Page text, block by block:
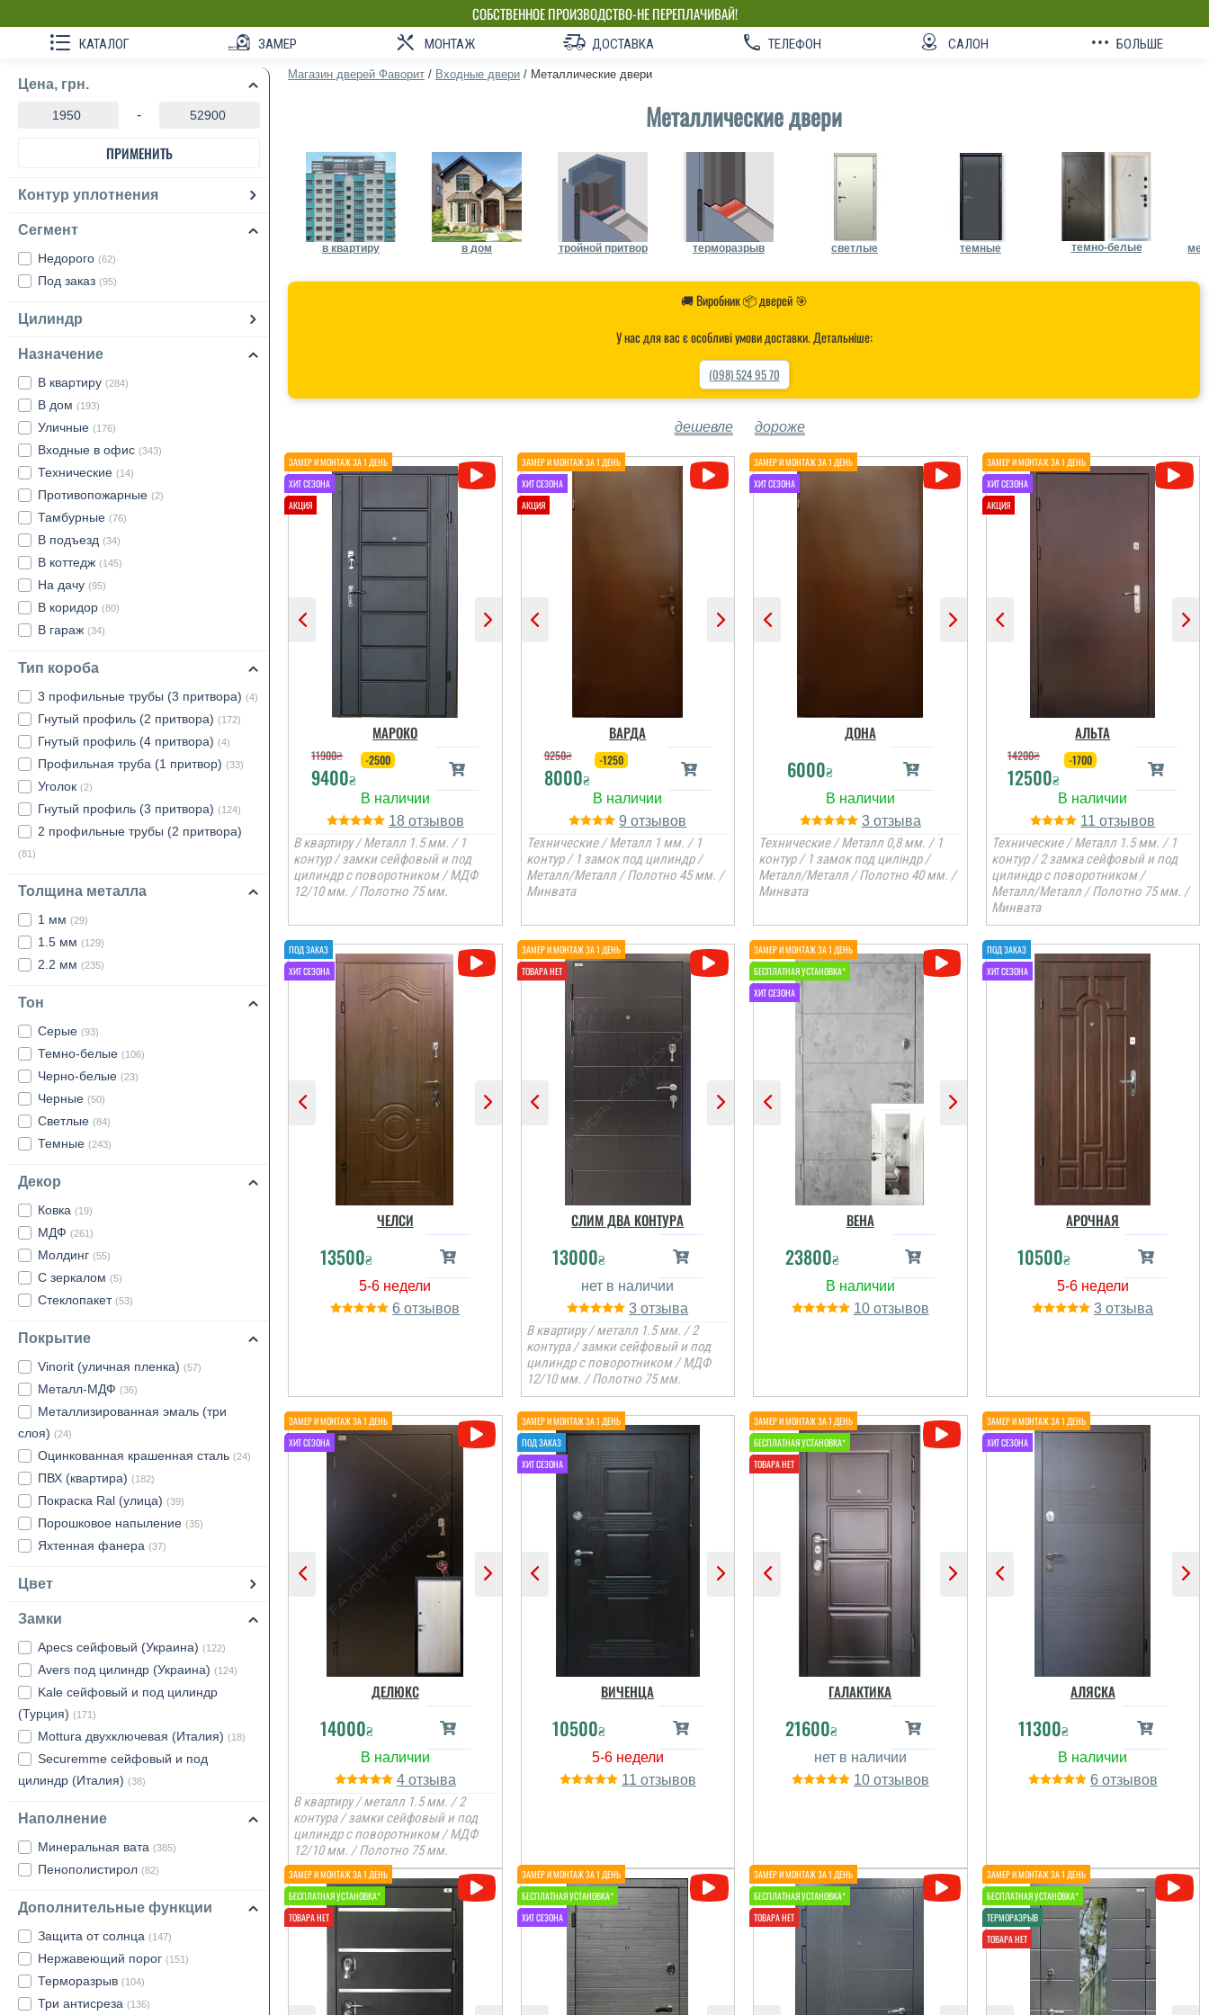
СОБСТВЕННОЕ ПРОИЗВОДСТВО-НЕ ПЕРЕПЛАЧИВАЙ!
КАТАЛОГ ЗАМЕР МОНТАЖ ДОСТАВКА ТЕЛЕФОН САЛОН БОЛЬШЕ
Цена, грн.
-
ПРИМЕНИТЬ
Контур уплотнения
Сегмент
Недорого (62)
Под заказ (95)
Цилиндр
Назначение
В квартиру (284)
В дом (193)
Уличные (176)
Входные в офис (343)
Технические (14)
Противопожарные (2)
Тамбурные (76)
В подъезд (34)
В коттедж (145)
На дачу (95)
В коридор (80)
В гараж (34)
Тип короба
3 профильные трубы (3 притвора) (4)
Гнутый профиль (2 притвора) (172)
Гнутый профиль (4 притвора) (4)
Профильная труба (1 притвор) (33)
Уголок (2)
Гнутый профиль (3 притвора) (124)
2 профильные трубы (2 притвора)
(81)
Толщина металла
1 мм (29)
1.5 мм (129)
2.2 мм (235)
Тон
Серые (93)
Темно-белые (106)
Черно-белые (23)
Черные (50)
Светлые (84)
Темные (243)
Декор
Ковка (19)
МДФ (261)
Молдинг (55)
С зеркалом (5)
Стеклопакет (53)
Покрытие
Vinorit (уличная пленка) (57)
Металл-МДФ (36)
Металлизированная эмаль (три
слоя) (24)
Оцинкованная крашенная сталь (24)
ПВХ (квартира) (182)
Покраска Ral (улица) (39)
Порошковое напыление (35)
Яхтенная фанера (37)
Цвет
Замки
Apecs сейфовый (Украина) (122)
Avers под цилиндр (Украина) (124)
Kale сейфовый и под цилиндр
(Турция) (171)
Mottura двухключевая (Италия) (18)
Securemme сейфовый и под
цилиндр (Италия) (38)
Наполнение
Минеральная вата (385)
Пенополистирол (82)
Дополнительные функции
Защита от солнца (147)
Нержавеющий порог (151)
Терморазрыв (104)
Три антисреза (136)
Магазин дверей Фаворит / Входные двери / Металлические двери
Металлические двери
в квартиру в дом тройной притвор терморазрыв светлые темные темно-белые
🚚 Виробник 📦 дверей 🎯
У нас для вас є особливі умови доставки. Детальніше:
(098) 524 95 70
дешевле дороже
МАРОКО
11900₴
9400₴
-2500
18
В квартиру / Металл 1.5 мм. / 1
контур / замки сейфовый и под
цилиндр с поворотником / МДФ
12/10 мм. / Полотно 75 мм.
ВАРДА
9250₴
8000₴
-1250
9
Технические / Металл 1 мм. / 1
контур / 1 замок под цилиндр /
Металл/Металл / Полотно 45 мм. /
Минвата
ДОНА
6000₴
3
Технические / Металл 0,8 мм. / 1
контур / 1 замок под циліндр /
Металл/Металл / Полотно 40 мм. /
Минвата
АЛЬТА
14200₴
12500₴
-1700
11
Технические / Металл 1.5 мм. / 1
контур / 2 замка сейфовый и под
цилиндр с поворотником /
Металл/Металл / Полотно 75 мм. /
Минвата
ЧЕЛСИ
13500₴
6
СЛИМ ДВА КОНТУРА
13000₴
3
В квартиру / металл 1.5 мм. / 2
контура / замки сейфовый и под
цилиндр с поворотником / МДФ
12/10 мм. / Полотно 75 мм.
ВЕНА
23800₴
10
АРОЧНАЯ
10500₴
3
ДЕЛЮКС
14000₴
4
В квартиру / металл 1.5 мм. / 2
контура / замки сейфовый и под
цилиндр с поворотником / МДФ
12/10 мм. / Полотно 75 мм.
ВИЧЕНЦА
10500₴
11
ГАЛАКТИКА
21600₴
10
АЛЯСКА
11300₴
6